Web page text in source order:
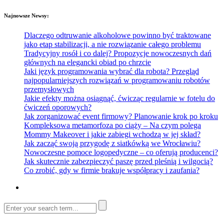
Najnowsze Newsy:
Dlaczego odtruwanie alkoholowe powinno być traktowane
jako etap stabilizacji, a nie rozwiązanie całego problemu
Tradycyjny rosół i co dalej? Propozycje nowoczesnych dań
głównych na elegancki obiad po chrzcie
Jaki język programowania wybrać dla robota? Przegląd
najpopularniejszych rozwiązań w programowaniu robotów
przemysłowych
Jakie efekty można osiągnąć, ćwicząc regularnie w fotelu do
ćwiczeń oporowych?
Jak zorganizować event firmowy? Planowanie krok po kroku
Kompleksowa metamorfoza po ciąży – Na czym polega
Mommy Makeover i jakie zabiegi wchodzą w jej skład?
Jak zacząć swoją przygodę z siatkówką we Wrocławiu?
Nowoczesne pomoce logopedyczne – co oferują producenci?
Jak skutecznie zabezpieczyć paszę przed pleśnią i wilgocią?
Co zrobić, gdy w firmie brakuje współpracy i zaufania?